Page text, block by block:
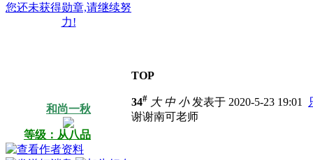
您还未获得勋章,请继续努
力!
TOP
和尚一秋
等级：从八品
34# 大 中 小发表于 2020-5-23 19:01
谢谢南可老师